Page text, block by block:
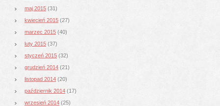
maj 2015 (31)
kwiecień 2015 (27)
marzec 2015 (40)
luty 2015 (37)
styczeń 2015 (32)
grudzień 2014 (21)
listopad 2014 (20)
październik 2014 (17)
wrzesień 2014 (25)